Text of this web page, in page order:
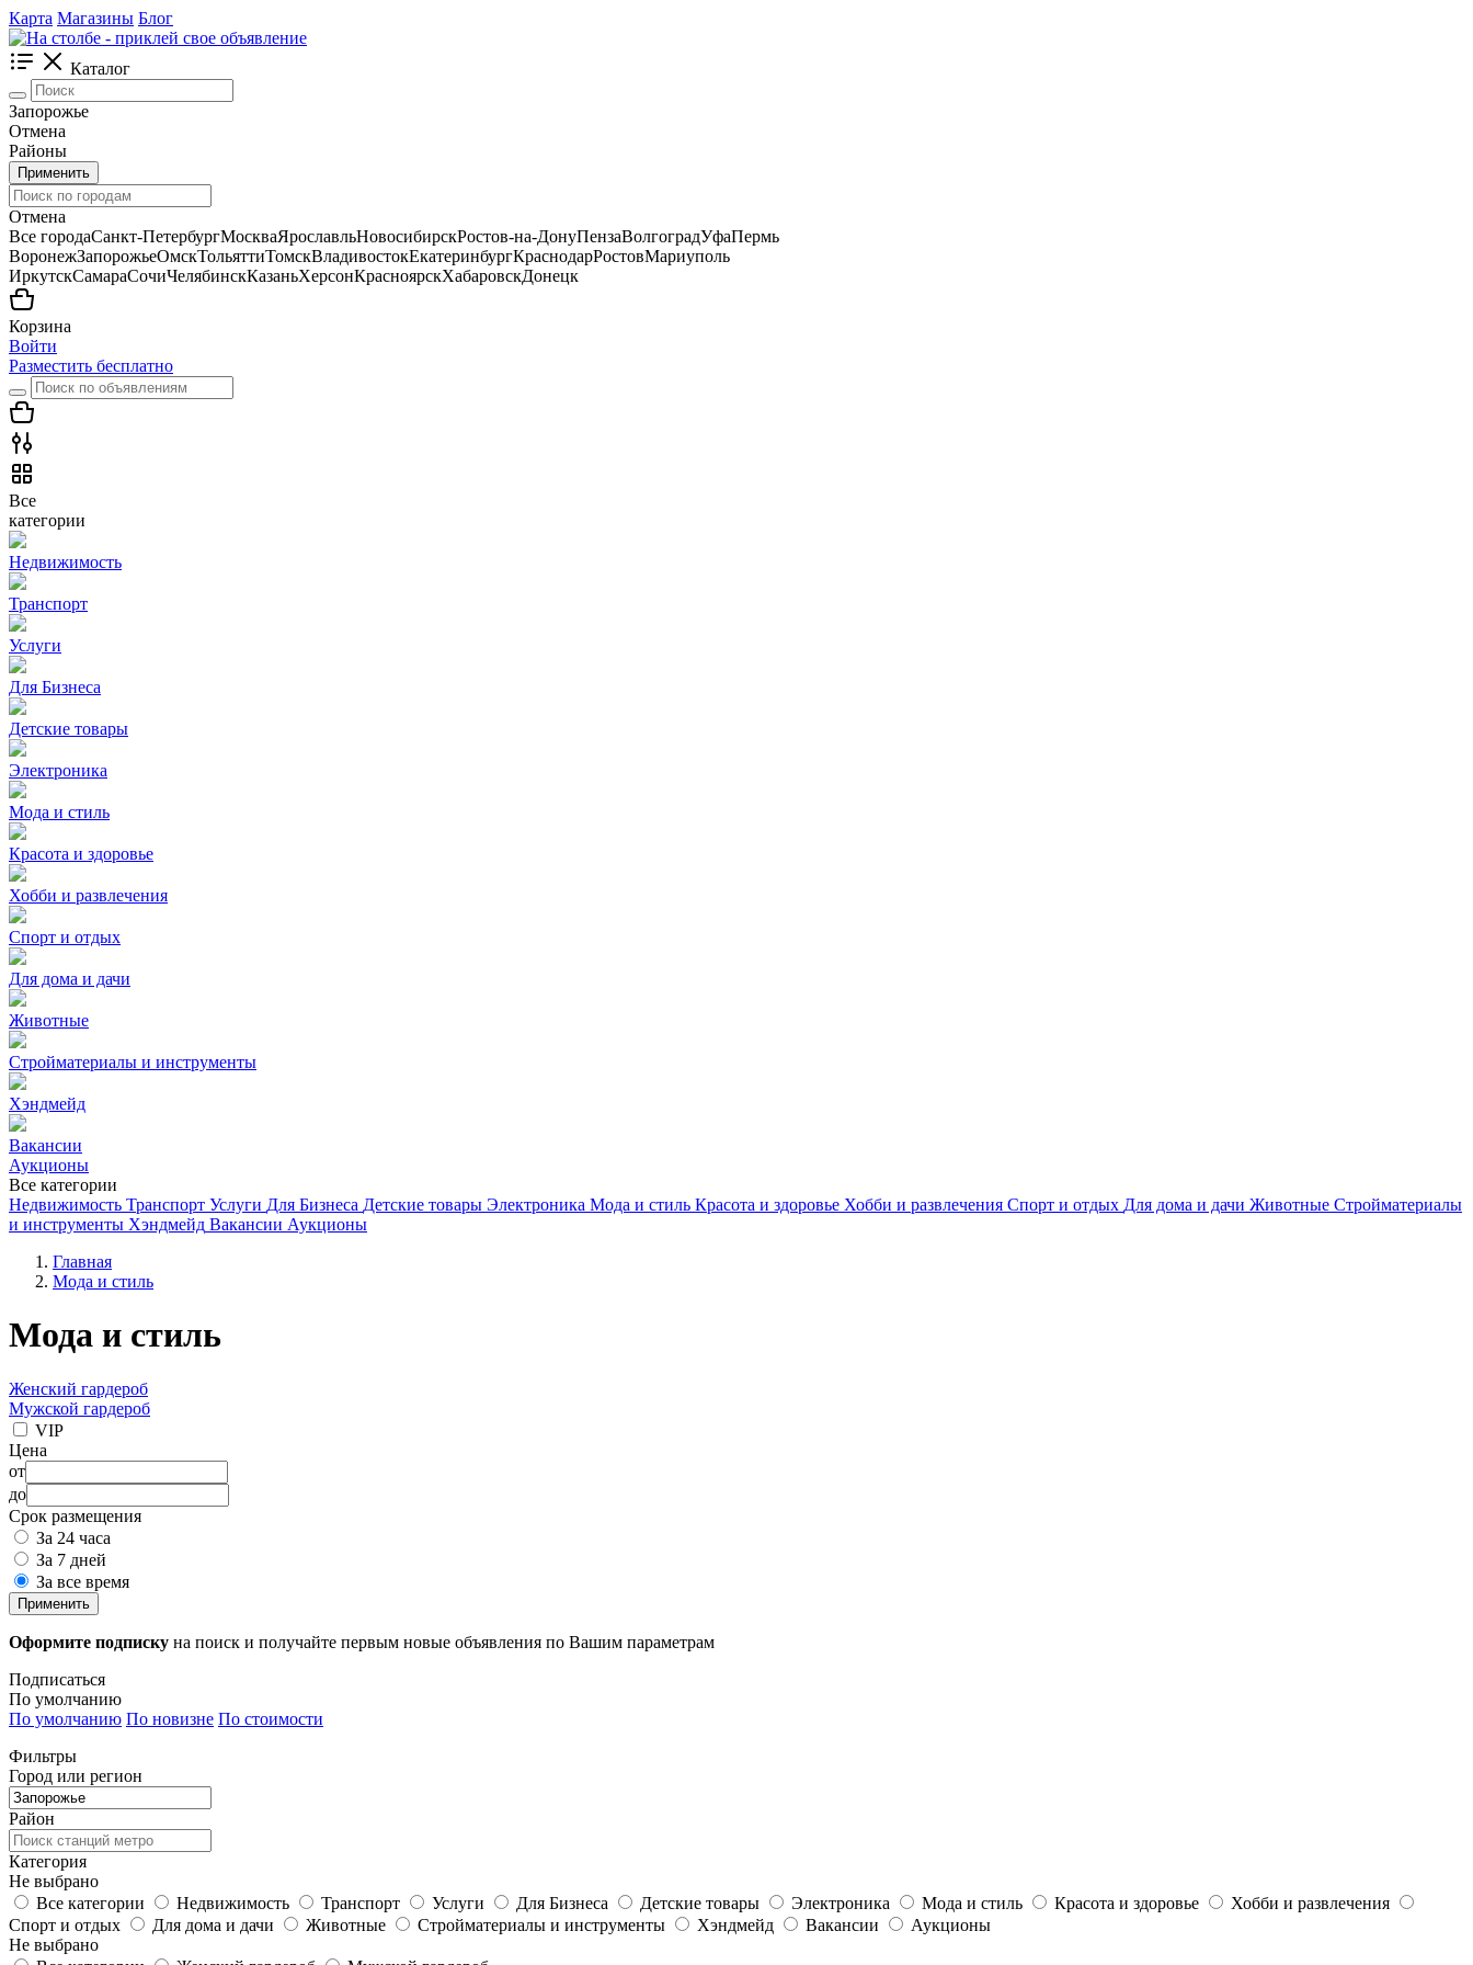
Карта Магазины Блог
Каталог
Запорожье
Отмена
Районы
Применить
Отмена
Все городаСанкт-ПетербургМоскваЯрославльНовосибирскРостов-на-ДонуПензаВолгоградУфаПермь
ВоронежЗапорожьеОмскТольяттиТомскВладивостокЕкатеринбургКраснодарРостовМариуполь
ИркутскСамараСочиЧелябинскКазаньХерсонКрасноярскХабаровскДонецк
Корзина
Войти
Разместить бесплатно
Все
категории
Недвижимость
Транспорт
Услуги
Для Бизнеса
Детские товары
Электроника
Мода и стиль
Красота и здоровье
Хобби и развлечения
Спорт и отдых
Для дома и дачи
Животные
Стройматериалы и инструменты
Хэндмейд
Вакансии
Аукционы
Все категории
Недвижимость Транспорт Услуги Для Бизнеса Детские товары Электроника Мода и стиль Красота и здоровье Хобби и развлечения Спорт и отдых Для дома и дачи Животные Стройматериалы
и инструменты Хэндмейд Вакансии Аукционы
Главная
Мода и стиль
Мода и стиль
Женский гардероб
Мужской гардероб
VIP
Цена
от
до
Срок размещения
За 24 часа
За 7 дней
За все время
Применить
Оформите подписку на поиск и получайте первым новые объявления по Вашим параметрам
Подписаться
По умолчанию
По умолчанию По новизне По стоимости
Фильтры
Город или регион
Район
Категория
Не выбрано
Все категории
Недвижимость Транспорт Услуги Для Бизнеса Детские товары Электроника Мода и стиль Красота и здоровье
Хобби и развлечения
Спорт и отдых
Для дома и дачи Животные Стройматериалы и инструменты Хэндмейд Вакансии
Аукционы
Не выбрано